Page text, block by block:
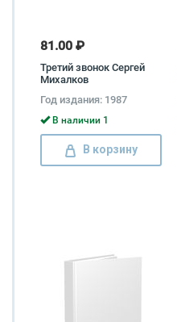
81.00 ₽
Третий звонок Сергей
Михалков
Год издания: 1987
В наличии 1
В корзину